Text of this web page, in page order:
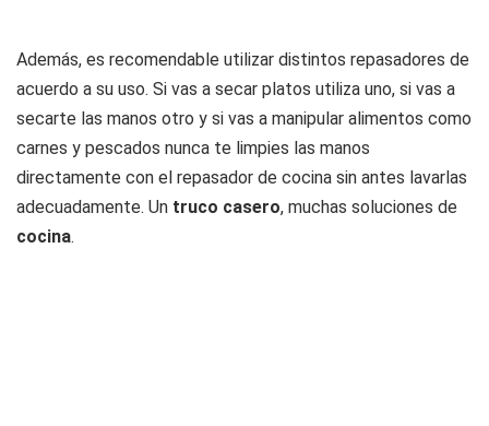
Además, es recomendable utilizar distintos repasadores de
acuerdo a su uso. Si vas a secar platos utiliza uno, si vas a
secarte las manos otro y si vas a manipular alimentos como
carnes y pescados nunca te limpies las manos
directamente con el repasador de cocina sin antes lavarlas
adecuadamente. Un truco casero, muchas soluciones de
cocina.